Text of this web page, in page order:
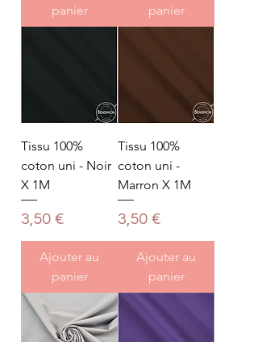
panier
panier
Tissu 100%
coton uni - Noir
X 1M
Prix
3,50 €
Ajouter au
panier
Tissu 100%
coton uni -
Marron X 1M
Prix
3,50 €
Ajouter au
panier